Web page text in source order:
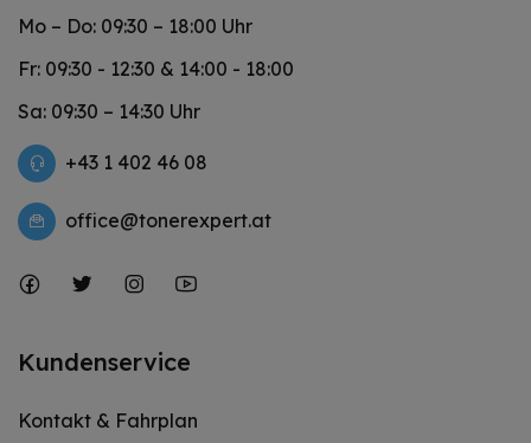
Mo – Do: 09:30 – 18:00 Uhr
Fr: 09:30 - 12:30 & 14:00 - 18:00
Sa: 09:30 – 14:30 Uhr
+43 1 402 46 08
office@tonerexpert.at
Kundenservice
Kontakt & Fahrplan